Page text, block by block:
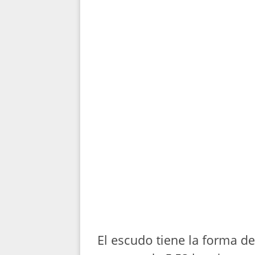
El escudo tiene la forma